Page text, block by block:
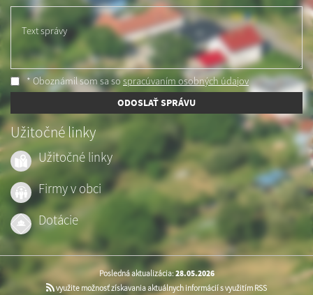
Text správy
* Oboznámil som sa sospracúvaním osobných údajov
ODOSLAŤ SPRÁVU
Užitočné linky
Užitočné linky
Firmy v obci
Dotácie
Posledná aktualizácia: 28.05.2026
využite možnosť získavania aktuálnych informácií s využitím RSS